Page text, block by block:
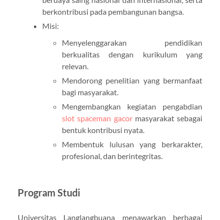
berkontribusi pada pembangunan bangsa.
Misi:
Menyelenggarakan pendidikan
berkualitas dengan kurikulum yang
relevan.
Mendorong penelitian yang bermanfaat
bagi masyarakat.
Mengembangkan kegiatan pengabdian
slot spaceman gacormasyarakat sebagai
bentuk kontribusi nyata.
Membentuk lulusan yang berkarakter,
profesional, dan berintegritas.
Program Studi
Universitas Langlangbuana menawarkan berbagai